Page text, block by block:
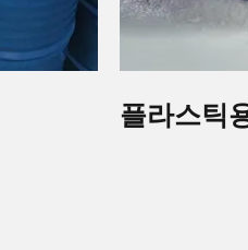
플라스틱